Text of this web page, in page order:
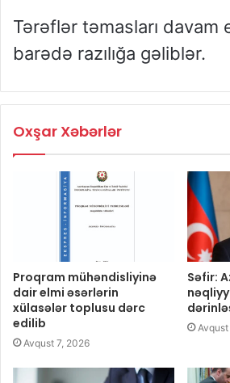
Tərəflər təmasları davam
barədə razılığa gəliblər.
Oxşar Xəbərlər
Proqram mühəndisliyinə
dair elmi əsərlərin
xülasələr toplusu dərc
edilib
Avqust 7, 2026
Səfir: